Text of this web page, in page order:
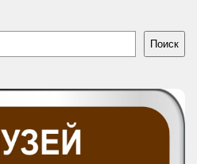
Поиск